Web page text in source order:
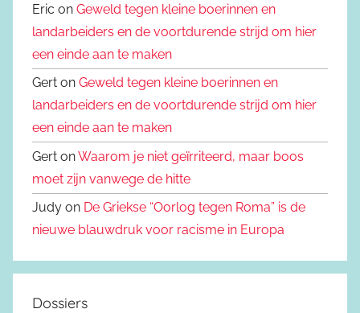
Eric on Geweld tegen kleine boerinnen en
landarbeiders en de voortdurende strijd om hier
een einde aan te maken
Gert on Geweld tegen kleine boerinnen en
landarbeiders en de voortdurende strijd om hier
een einde aan te maken
Gert onWaarom je niet geïrriteerd, maar boos
moet zijn vanwege de hitte
Judy on De Griekse “Oorlog tegen Roma” is de
nieuwe blauwdruk voor racisme in Europa
Dossiers